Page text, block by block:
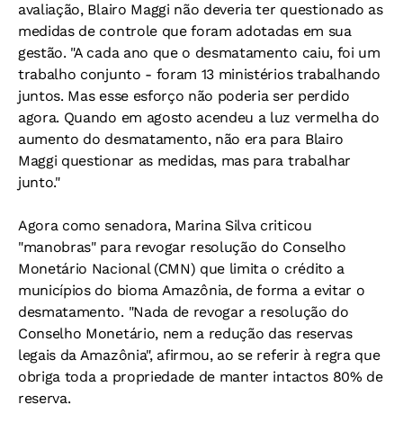
avaliação, Blairo Maggi não deveria ter questionado as
medidas de controle que foram adotadas em sua
gestão. "A cada ano que o desmatamento caiu, foi um
trabalho conjunto - foram 13 ministérios trabalhando
juntos. Mas esse esforço não poderia ser perdido
agora. Quando em agosto acendeu a luz vermelha do
aumento do desmatamento, não era para Blairo
Maggi questionar as medidas, mas para trabalhar
junto."
Agora como senadora, Marina Silva criticou
"manobras" para revogar resolução do Conselho
Monetário Nacional (CMN) que limita o crédito a
municípios do bioma Amazônia, de forma a evitar o
desmatamento. "Nada de revogar a resolução do
Conselho Monetário, nem a redução das reservas
legais da Amazônia", afirmou, ao se referir à regra que
obriga toda a propriedade de manter intactos 80% de
reserva.